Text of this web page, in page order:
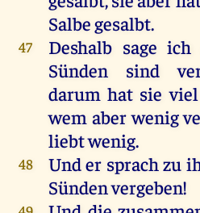
Salbegesalbt.
47 Deshalb sage ich
Sünden
sind
darum hat sie viel
wem aber wenig
liebtwenig.
48 Under sprachzu
Sündenvergeben!